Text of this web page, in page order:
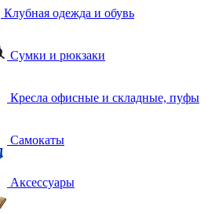
Клубная одежда и обувь
Сумки и рюкзаки
Кресла офисные и складные, пуфы
Самокаты
Аксессуары